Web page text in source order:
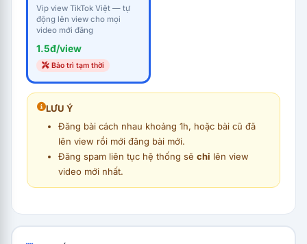
Vip view TikTok Việt — tự
động lên view cho mọi
video mới đăng
1.5đ/view
Bảo trì tạm thời
LƯU Ý
Đăng bài cách nhau khoảng 1h, hoặc bài cũ đã
lên view rồi mới đăng bài mới.
Đăng spam liên tục hệ thống sẽ chỉ lên view
video mới nhất.